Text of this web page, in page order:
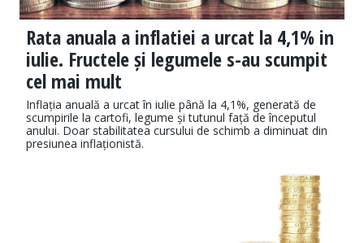
Rata anuala a inflatiei a urcat la 4,1% in
iulie. Fructele și legumele s-au scumpit
cel mai mult
Inflația anuală a urcat în iulie până la 4,1%, generată de
scumpirile la cartofi, legume și tutunul față de începutul
anului. Doar stabilitatea cursului de schimb a diminuat din
presiunea inflaționistă.